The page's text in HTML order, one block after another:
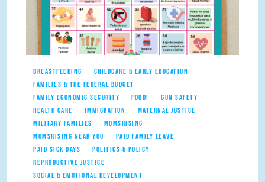
BREASTFEEDING
CHILDCARE & EARLY EDUCATION
FAMILIES & THE FEDERAL BUDGET
FAMILY ECONOMIC SECURITY
FOOD!
GUN SAFETY
HEALTH CARE
IMMIGRATION
MATERNAL JUSTICE
MILITARY FAMILIES
MOMSRISING
MOMSRISING NEAR YOU
PAID FAMILY LEAVE
PAID SICK DAYS
POLITICS & POLICY
REPRODUCTIVE JUSTICE
SOCIAL & EMOTIONAL DEVELOPMENT